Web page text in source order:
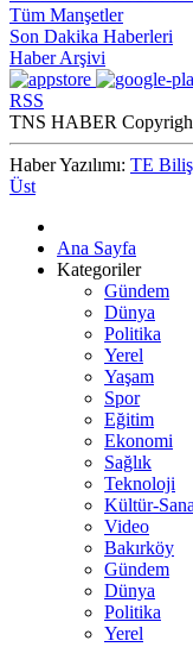
Tüm Manşetler
Son Dakika Haberleri
Haber Arşivi
RSS
TNS HABER
Haber Yazılımı: TE
Üst
Ana Sayfa
Kategoriler
Gündem
Dünya
Politika
Yerel
Yaşam
Spor
Eğitim
Ekonomi
Sağlık
Teknoloji
Kültür-
Video
Bakırköy
Gündem
Dünya
Politika
Yerel